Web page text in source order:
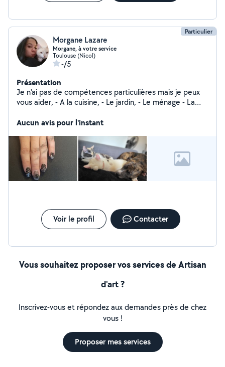
Particulier
Morgane Lazare
Morgane, à votre service
Toulouse (Nicol)
-/5
Présentation
Je n'ai pas de compétences particulières mais je peux
vous aider, - A la cuisine, - Le jardin, - Le ménage - La
un petit jardin) - Faires des courses, aller à la pharmacie
permanent) - Aide pour un déménagement (des bras en
plus c'est toujours utile)
Aucun avis pour l'instant
Voir le profil Contacter
Vous souhaitez proposer vos services de Artisan
d'art ?
Inscrivez-vous et répondez aux demandes près de chez
vous !
Proposer mes services